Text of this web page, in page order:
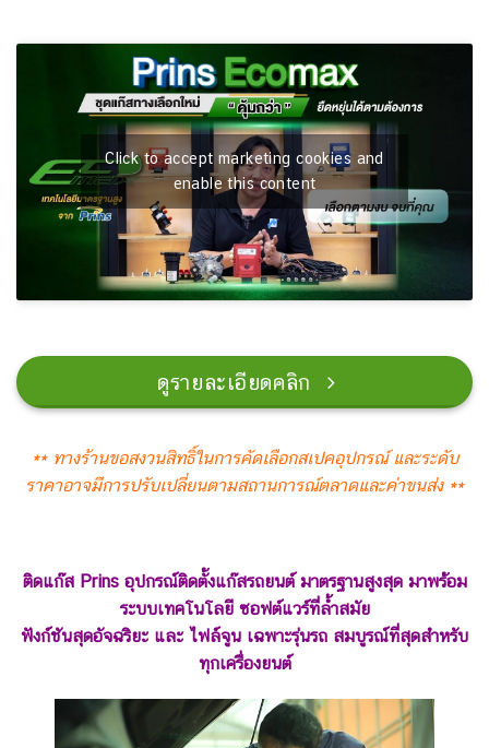
Click to accept marketing cookies and
enable this content
ดูรายละเอียดคลิก
** ทางร้านขอสงวนสิทธิ์ในการคัดเลือกสเปคอุปกรณ์และระดับ
ราคาอาจมีการปรับเปลี่ยนตามสถานการณ์ตลาดและค่าขนส่ง **
ติดแก๊ส Prins อุปกรณ์ติดตั้งแก๊สรถยนต์ มาตรฐานสูงสุด มาพร้อม
ระบบเทคโนโลยี ซอฟต์แวร์ที่ล้ำสมัย
ฟังก์ชันสุดอัจฉริยะ และ ไฟล์จูน เฉพาะรุ่นรถ สมบูรณ์ที่สุดสำหรับ
ทุกเครื่องยนต์